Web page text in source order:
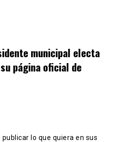
municipal electa
página oficial de
lo que quiera en sus